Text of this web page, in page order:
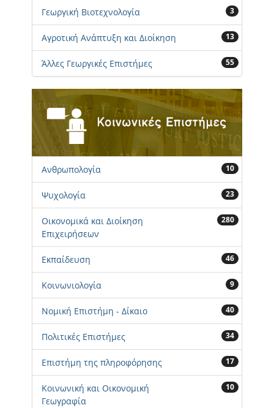
Γεωργική Βιοτεχνολογία 3
Αγροτική Ανάπτυξη και Διοίκηση 13
Άλλες Γεωργικές Επιστήμες 55
Ανθρωπολογία 10
Ψυχολογία 23
Οικονομικά και Διοίκηση
Επιχειρήσεων
280
Εκπαίδευση 46
Κοινωνιολογία 9
Νομική Επιστήμη - Δίκαιο 40
Πολιτικές Επιστήμες 34
Επιστήμη της πληροφόρησης 17
Κοινωνική και Οικονομική
Γεωγραφία
10